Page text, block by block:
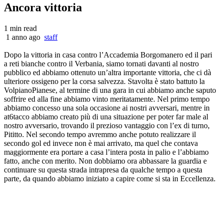
Ancora vittoria
1 min read
1 anno ago staff
Dopo la vittoria in casa contro l’Accademia Borgomanero ed il pari
a reti bianche contro il Verbania, siamo tornati davanti al nostro
pubblico ed abbiamo ottenuto un’altra importante vittoria, che ci dà
ulteriore ossigeno per la corsa salvezza. Stavolta è stato battuto la
VolpianoPianese, al termine di una gara in cui abbiamo anche saputo
soffrire ed alla fine abbiamo vinto meritatamente. Nel primo tempo
abbiamo concesso una sola occasione ai nostri avversari, mentre in
at6tacco abbiamo creato più di una situazione per poter far male al
nostro avversario, trovando il prezioso vantaggio con l’ex di turno,
Pititto. Nel secondo tempo avremmo anche potuto realizzare il
secondo gol ed invece non è mai arrivato, ma quel che contava
maggiormente era portare a casa l’intera posta in palio e l’abbiamo
fatto, anche con merito. Non dobbiamo ora abbassare la guardia e
continuare su questa strada intrapresa da qualche tempo a questa
parte, da quando abbiamo iniziato a capire come si sta in Eccellenza.